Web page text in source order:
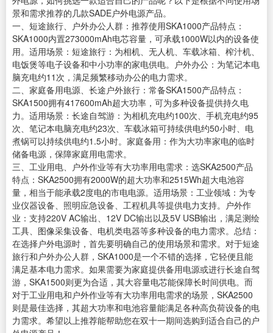
景和需求推荐的几款SADE户外电源产品。
一、短途旅行、户外办公人群：推荐使用SKA1000产品特点：
SKA1000内置273000mAh电芯容量，可承载1000W以内的设备使
用。适用场景：短途旅行：为相机、无人机、车载冰箱、榨汁机、
电饭煲等电子设备和中小功率的家电供电。户外办公：为笔记本电
脑充电约11次，满足频繁移动办公的电力需求。
二、家庭备用电源、长途户外旅行：常备SKA1500产品特点：
SKA1500拥有417600mAh超大功率，可为多种设备提供持久电
力。适用场景：长途自驾游：为相机充电约100次、手机充电约95
次、笔记本电脑充电约23次、车载冰箱可持续供电约50小时、电
煮锅可以持续供电约1.5小时。家庭备用：作为大功率家电的临时
储备电源，保障家庭用电需求。
三、工业用电、户外作业等有大功率用电需求：选SKA2500产品
特点：SKA2500拥有2000W的超大功率和2515Wh超大电池容
量，相当于能承载2度电的市电电源。适用场景：工业领域：为专
业仪器设备、照明应急设备、工程机具等提供电力支持。户外作
业：支持220V AC输出、12V DC输出以及5V USB输出，满足测绘
工具、图像采集设备、电机类电器等多种设备的电力需求。总结：
在选择户外电源时，首先要明确自己的使用场景和需求。对于短途
旅行和户外办公人群，SKA1000是一个不错的选择，它轻便且能
满足基本电力需求。如果需要为家庭提供备用电源或进行长途自驾
游，SKA1500则更为合适，其大容量电芯能保障长时间供电。而
对于工业用电和户外作业等有大功率用电需求的场景，SKA2500
则是最佳选择，其超大功率和电池容量能满足各种高负荷设备的电
力需求。希望以上推荐能帮助您在双十一期间选购到适合自己的户